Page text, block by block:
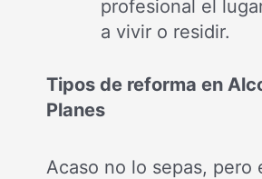
profesional el
a vivir o residir.
Tipos de reforma en
Planes
Acaso no lo sepas, pero